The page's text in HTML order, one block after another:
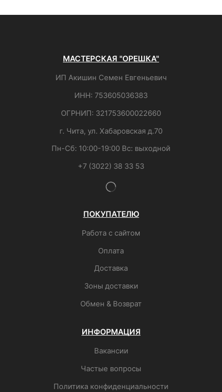
МАСТЕРСКАЯ "ОРЕШКА"
ИП Акишин Семен Евгеньевич
ИНН: 753605036383
ОГРНИП: 321753600022660
г. Чита, ул. Хабаровская д.70
Пн-Сб: 10:00-19:00 Вс: выходной
+7 (3022) 38 33 53
ПОКУПАТЕЛЮ
Работа с сайтом
Оплата
Доставка
Зоны доставки
Обмен & Возврат
ИНФОРМАЦИЯ
Вакансии
Частые вопросы
Политика конфиденциальности